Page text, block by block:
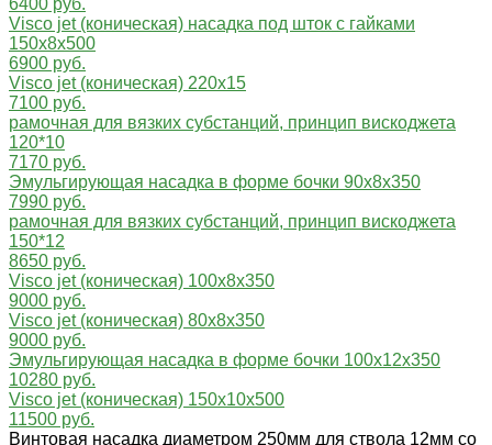
6400 руб.
Visco jet (коническая) насадка под шток с гайками
150x8x500
6900 руб.
Visco jet (коническая) 220х15
7100 руб.
рамочная для вязких субстанций, принцип вискоджета
120*10
7170 руб.
Эмульгирующая насадка в форме бочки 90x8x350
7990 руб.
рамочная для вязких субстанций, принцип вискоджета
150*12
8650 руб.
Visco jet (коническая) 100х8х350
9000 руб.
Visco jet (коническая) 80х8х350
9000 руб.
Эмульгирующая насадка в форме бочки 100x12x350
10280 руб.
Visco jet (коническая) 150х10х500
11500 руб.
Винтовая насадка диаметром 250мм для ствола 12мм со